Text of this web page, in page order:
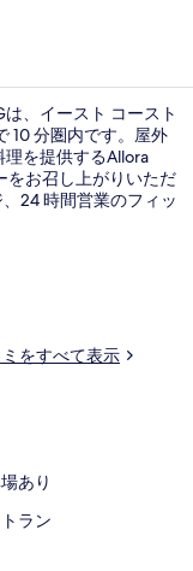
、イースト コースト
10 分圏内です。屋外
を提供するAllora
をお召し上がりいただ
24 時間営業のフィッ
す。この宿泊施設か
B駅までは 4 分、C駅
をすべて表示
あり
ラン